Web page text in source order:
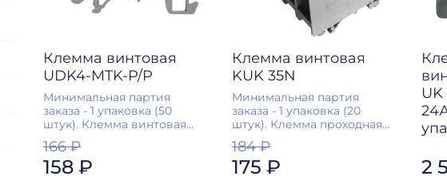
Клемма винтовая
UDK4-MTK-P/P
Минимальная партия
заказа - 1 упаковка (50
штук). Клемма винтовая...
166 ₽
158 ₽
Клемма винтовая
KUK 35N
Минимальная партия
заказа - 1 упаковка (20
штук). Клемма проходная...
184 ₽
175 ₽ 2